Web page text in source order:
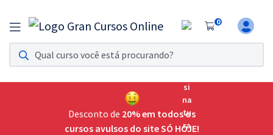
0
Assinatura Ilimitada 11
Acesso a todos os cursos. Teste grátis por 7 dias!
Assinatura OAB Até Passar
Acesso ilimitado a toda preparação para o Exame da
Desconto de 20% em todos os
cursos avulsos do site SÓ HOJE!